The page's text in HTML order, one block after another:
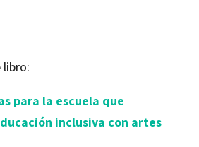
libro:
para la escuela que
inclusiva con artes